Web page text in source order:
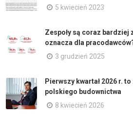
5 kwiecień 2023
Zespoły są coraz bardziej
oznacza dla
3 grudzień 2025
Pierwszy kwartał 2026 r.
polskiego budownictwa
8 kwiecień 2026